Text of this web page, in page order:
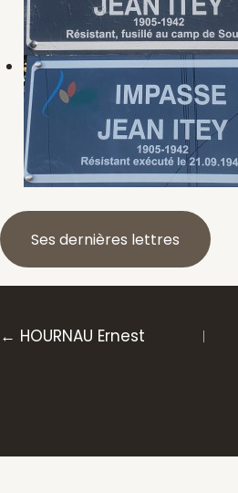
Ses dernières lettres
Posts
← HOURNAU Ernest